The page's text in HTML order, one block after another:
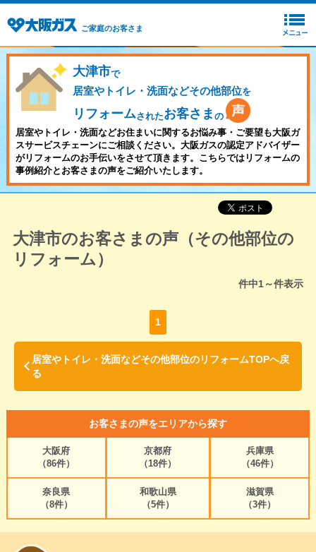
ご家庭のお客さま
大津市で
居室やトイレ・洗面などその他部位を
リフォームされたお客さま の
居室やトイレ・洗面などお住まいに関するお悩み事・ご要望も大阪ガ
スサービスチェーンにご相談ください。大阪ガスの認定アドバイザー
がリフォームのお手伝いをさせて頂きます。こちらではリフォームの
事例紹介とお客さまの声をご紹介いたします。
大津市のお客さまの声（その他部位の
リフォーム）
件中1～件表示
1
居室やトイレ・洗面などその他部位のリフォームTOPへ戻
る
お客さまの声をエリアから探す
大阪府
（86件）
京都府
（18件）
兵庫県
（46件）
奈良県
（8件）
和歌山県
（5件）
滋賀県
（3件）